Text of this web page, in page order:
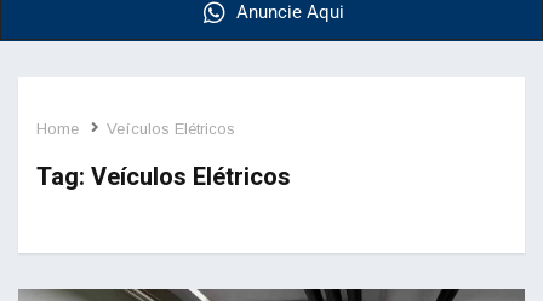
Anuncie Aqui
Home Veículos Elétricos
Tag: Veículos Elétricos